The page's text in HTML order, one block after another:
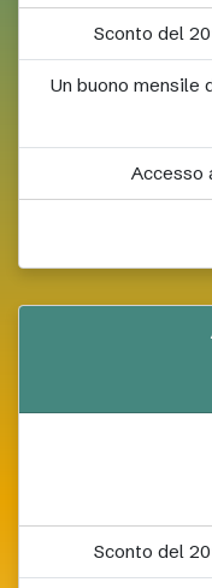
Sconto del
Un buono mensile
Accesso
Sconto del